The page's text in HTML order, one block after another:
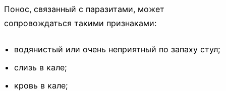
Понос, связанный с паразитами, может
сопровождаться такими признаками:
водянистый или очень неприятный по запаху стул;
слизь в кале;
кровь в кале;